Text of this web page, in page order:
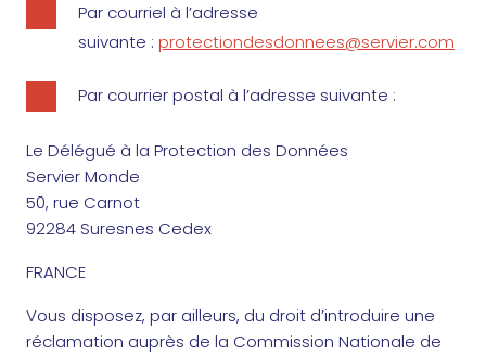
Par courriel à l’adresse
suivante : protectiondesdonnees@servier.com
Par courrier postal à l’adresse suivante :
Le Délégué à la Protection des Données
Servier Monde
50, rue Carnot
92284 Suresnes Cedex
FRANCE
Vous disposez, par ailleurs, du droit d’introduire une
réclamation auprès de la Commission Nationale de